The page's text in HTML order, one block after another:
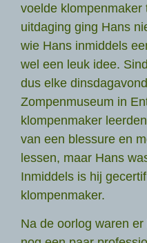
voelde
uitdaging ging Hans
wie Hans inmiddels
wel een leuk idee.
dus elke
Zompenmuseum in
klompenmaker
van een blessure en
lessen, maar Hans
Inmiddels is hij
klompenmaker.
Na de oorlog waren